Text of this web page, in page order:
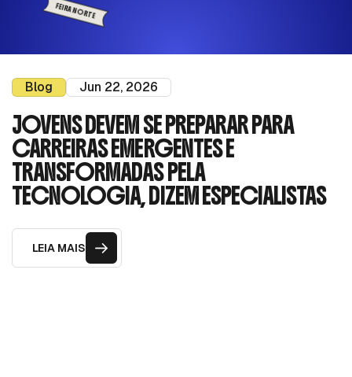
FEIRA NORTE
Blog Jun 22, 2026
JOVENS DEVEM SE PREPARAR PARA
CARREIRAS EMERGENTES E
TRANSFORMADAS PELA
TECNOLOGIA, DIZEM ESPECIALISTAS
LEIA MAIS